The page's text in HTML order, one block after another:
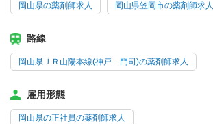
岡山県の薬剤師求人 岡山県笠岡市の薬剤師求人
路線
岡山県ＪＲ山陽本線(神戸－門司)の薬剤師求人
雇用形態
岡山県の正社員の薬剤師求人